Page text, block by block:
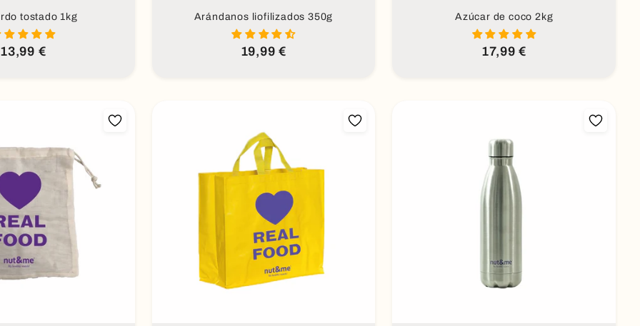
tostado 1kg
Precio
habitual
13,99 €
Arándanos liofilizados 350g
Precio
habitual
19,99 €
Azúcar de coco 2kg
Precio
habitual
17,99 €
Añadir al carrito Añadir al carrito